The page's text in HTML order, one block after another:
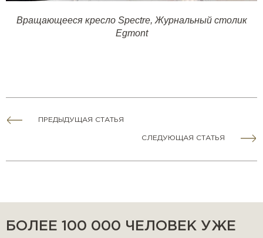
Вращающееся кресло Spectre, Журнальный столик
Egmont
ПРЕДЫДУЩАЯ СТАТЬЯ
СЛЕДУЮЩАЯ СТАТЬЯ
БОЛЕЕ 100 000 ЧЕЛОВЕК УЖЕ